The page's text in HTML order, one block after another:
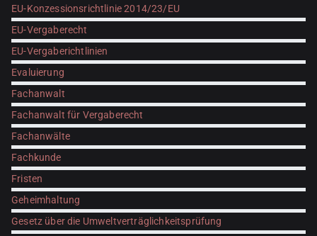
EU-Konzessionsrichtlinie 2014/23/EU
EU-Vergaberecht
EU-Vergaberichtlinien
Evaluierung
Fachanwalt
Fachanwalt für Vergaberecht
Fachanwälte
Fachkunde
Fristen
Geheimhaltung
Gesetz über die Umweltverträglichkeitsprüfung